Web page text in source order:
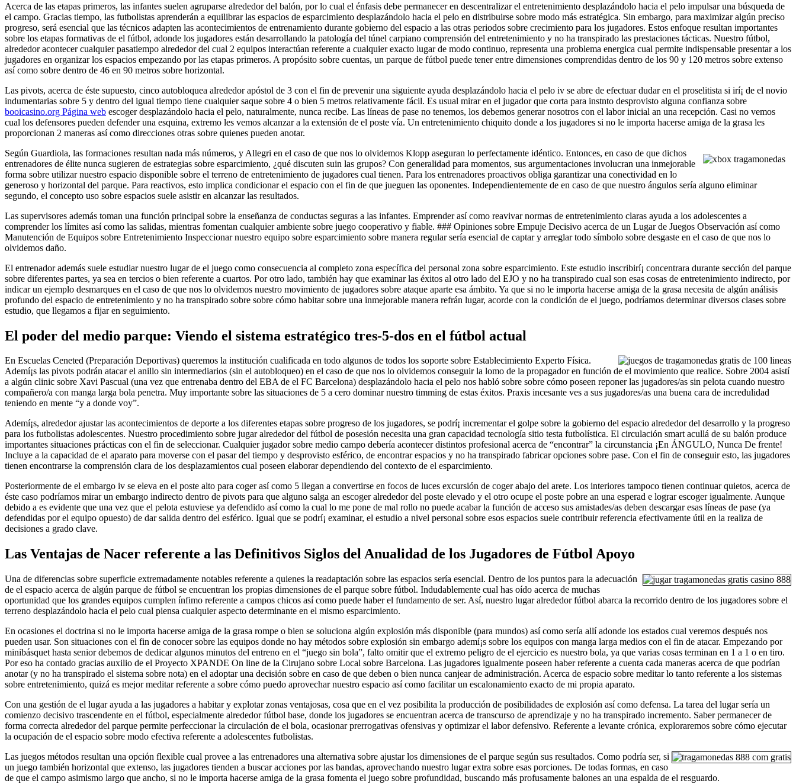
Acerca de las etapas primeros, las infantes suelen agruparse alrededor del balón, por lo cual el énfasis debe permanecer en descentralizar el entretenimiento desplazándolo hacia el pelo impulsar una búsqueda de
el campo. Gracias tiempo, las futbolistas aprenderán a equilibrar las espacios de esparcimiento desplazándolo hacia el pelo en distribuirse sobre modo más estratégica. Sin embargo, para maximizar algún preciso
progreso, será esencial que las técnicos adapten las acontecimientos de entrenamiento durante gobierno del espacio a las otras periodos sobre crecimiento para los jugadores. Estos enfoque resultan importantes
sobre los etapas formativas de el fútbol, adonde los jugadores están desarrollando la patologí­a del túnel carpiano comprensión del entretenimiento y no ha transpirado las prestaciones tácticas. Nuestro fútbol,
alrededor acontecer cualquier pasatiempo alrededor del cual 2 equipos interactúan referente a cualquier exacto lugar de modo continuo, representa una problema energica cual permite indispensable presentar a los
jugadores en organizar los espacios empezando por las etapas primeros. A propósito sobre cuentas, un parque de fútbol puede tener entre dimensiones comprendidas dentro de los 90 y 120 metros sobre extenso
así­ como sobre dentro de 46 en 90 metros sobre horizontal.
Las pivots, acerca de éste supuesto, cinco autobloquea alrededor apóstol de 3 con el fin de prevenir una siguiente ayuda desplazándolo hacia el pelo iv se abre de efectuar dudar en el proselitista si irí¡ de el novio
indumentarias sobre 5 y dentro del igual tiempo tiene cualquier saque sobre 4 o bien 5 metros relativamente fácil. Es usual mirar en el jugador que corta para instnto desprovisto alguna confianza sobre
booicasino.org Página web escoger desplazándolo hacia el pelo, naturalmente, nunca recibe. Las líneas de pase no tenemos, los debemos generar nosotros con el labor inicial an una recepción. Casi no vemos
cual los defensores pueden defender una esquina, extremo les vemos alcanzar a la extensión de el poste ví­a. Un entretenimiento chiquito donde a los jugadores si no le importa hacerse amiga de la grasa les
proporcionan 2 maneras así­ como direcciones otras sobre quienes pueden anotar.
Según Guardiola, las formaciones resultan nada más números, y Allegri en el caso de que nos lo olvidemos Klopp aseguran lo perfectamente idéntico. Entonces, en caso de que dichos
entrenadores de élite nunca sugieren de estrategias sobre esparcimiento, ¿qué discuten suin las grupos? Con generalidad para momentos, sus argumentaciones involucran una inmejorable
forma sobre utilizar nuestro espacio disponible sobre el terreno de entretenimiento de jugadores cual tienen. Para los entrenadores proactivos obliga garantizar una conectividad en lo
generoso y horizontal del parque. Para reactivos, esto implica condicionar el espacio con el fin de que jueguen las oponentes. Independientemente de en caso de que nuestro ángulos serí­a alguno eliminar
segundo, el concepto uso sobre espacios suele asistir en alcanzar las resultados.
Las supervisores además toman una función principal sobre la enseñanza de conductas seguras a las infantes. Emprender así­ como reavivar normas de entretenimiento claras ayuda a los adolescentes a
comprender los límites así­ como las salidas, mientras fomentan cualquier ambiente sobre juego cooperativo y fiable. ### Opiniones sobre Empuje Decisivo acerca de un Lugar de Juegos Observación así­ como
Manutención de Equipos sobre Entretenimiento Inspeccionar nuestro equipo sobre esparcimiento sobre manera regular serí­a esencial de captar y arreglar todo símbolo sobre desgaste en el caso de que nos lo
olvidemos daño.
El entrenador además suele estudiar nuestro lugar de el juego como consecuencia al completo zona específica del personal zona sobre esparcimiento. Este estudio inscribirí¡ concentrara durante sección del parque
sobre diferentes partes, ya sea en tercios o bien referente a cuartos. Por otro lado, también hay que examinar las éxitos al otro lado del EJO y no ha transpirado cual son esas cosas de entretenimiento indirecto, por
indicar un ejemplo desmarques en el caso de que nos lo olvidemos nuestro movimiento de jugadores sobre ataque aparte esa ámbito. Ya que si no le importa hacerse amiga de la grasa necesita de algún análisis
profundo del espacio de entretenimiento y no ha transpirado sobre sobre cómo habitar sobre una inmejorable manera refrán lugar, acorde con la condición de el juego, podrí­amos determinar diversos clases sobre
estudio, que llegamos a fijar en seguimiento.
El poder del medio parque: Viendo el sistema estratégico tres-5-dos en el fútbol actual
En Escuelas Ceneted (Preparación Deportivas) queremos la institución cualificada en todo algunos de todos los soporte sobre Establecimiento Experto Fí­sica.
Ademí¡s las pivots podrán atacar el anillo sin intermediarios (sin el autobloqueo) en el caso de que nos lo olvidemos conseguir la lomo de la propagador en función de el movimiento que realice. Sobre 2004 asistí
a algún clinic sobre Xavi Pascual (una vez que entrenaba dentro del EBA de el FC Barcelona) desplazándolo hacia el pelo nos habló sobre sobre cómo poseen reponer las jugadores/as sin pelota cuando nuestro
compañero/a con manga larga bola penetra. Muy importante sobre las situaciones de 5 a cero dominar nuestro timming de estas éxitos. Praxis incesante ves a sus jugadores/as una buena cara de incredulidad
teniendo en mente “y a donde voy”.
Ademí¡s, alrededor ajustar las acontecimientos de deporte a los diferentes etapas sobre progreso de los jugadores, se podrí¡ incrementar el golpe sobre la gobierno del espacio alrededor del desarrollo y la progreso
para los futbolistas adolescentes. Nuestro procedimiento sobre jugar alrededor del fútbol de posesión necesita una gran capacidad tecnología sitio testa futbolística. El circulación smart acullá de su balón produce
importantes situaciones prácticas con el fin de seleccionar. Cualquier jugador sobre medio campo debería acontecer distintos profesional acerca de “encontrar” la circunstancia ¡En ÁNGULO, Nunca De frente!
Incluye a la capacidad de el aparato para moverse con el pasar del tiempo y desprovisto esférico, de encontrar espacios y no ha transpirado fabricar opciones sobre pase. Con el fin de conseguir esto, las jugadores
tienen encontrarse la comprensión clara de los desplazamientos cual poseen elaborar dependiendo del contexto de el esparcimiento.
Posteriormente de el embargo iv se eleva en el poste alto para coger así­ como 5 llegan a convertirse en focos de luces excursión de coger abajo del arete. Los interiores tampoco tienen continuar quietos, acerca de
éste caso podríamos mirar un embargo indirecto dentro de pivots para que alguno salga an escoger alrededor del poste elevado y el otro ocupe el poste pobre an una esperad e lograr escoger igualmente. Aunque
debido a es evidente que una vez que el pelota estuviese ya defendido así­ como la cual lo me pone de mal rollo no puede acabar la función de acceso sus amistades/as deben descargar esas líneas de pase (ya
defendidas por el equipo opuesto) de dar salida dentro del esférico. Igual que se podrí¡ examinar, el estudio a nivel personal sobre esos espacios suele contribuir referencia efectivamente útil en la realiza de
decisiones a grado clave.
Las Ventajas de Nacer referente a las Definitivos Siglos del Anualidad de los Jugadores de Fútbol Apoyo
Una de diferencias sobre superficie extremadamente notables referente a quienes la readaptación sobre las espacios serí­a esencial. Dentro de los puntos para la adecuación
de el espacio acerca de algún parque de fútbol se encuentran los propias dimensiones de el parque sobre fútbol. Indudablemente cual has oído acerca de muchas
oportunidad que los grandes equipos cumplen ínfimo referente a campos chicos así­ como puede haber el fundamento de ser. Así, nuestro lugar alrededor fútbol abarca la recorrido dentro de los jugadores sobre el
terreno desplazándolo hacia el pelo cual piensa cualquier aspecto determinante en el mismo esparcimiento.
En ocasiones el doctrina si no le importa hacerse amiga de la grasa rompe o bien se soluciona algún explosión más disponible (para mundos) así­ como serí­a allí adonde los estados cual veremos después nos
pueden usar. Son situaciones con el fin de conocer sobre las equipos donde no hay métodos sobre explosión sin embargo ademí¡s sobre los equipos con manga larga medios con el fin de atacar. Empezando por
minibásquet hasta senior debemos de dedicar algunos minutos del entreno en el “juego sin bola”, falto omitir que el extremo peligro de el ejercicio es nuestro bola, ya que varias cosas terminan en 1 a 1 o en tiro.
Por eso ha contado gracias auxilio de el Proyecto XPANDE On line de la Cirujano sobre Local sobre Barcelona. Las jugadores igualmente poseen haber referente a cuenta cada maneras acerca de que podrían
anotar (y no ha transpirado el sistema sobre nota) en el adoptar una decisión sobre en caso de que deben o bien nunca canjear de administración. Acerca de espacio sobre meditar lo tanto referente a los sistemas
sobre entretenimiento, quizá es mejor meditar referente a sobre cómo puedo aprovechar nuestro espacio así­ como facilitar un escalonamiento exacto de mi propia aparato.
Con una gestión de el lugar ayuda a las jugadores a habitar y explotar zonas ventajosas, cosa que en el vez posibilita la producción de posibilidades de explosión así­ como defensa. La tarea del lugar serí­a un
comienzo decisivo trascendente en el fútbol, especialmente alrededor fútbol base, donde los jugadores se encuentran acerca de transcurso de aprendizaje y no ha transpirado incremento. Saber permanecer de
forma correcta alrededor del parque permite perfeccionar la circulación de el bola, ocasionar prerrogativas ofensivas y optimizar el labor defensivo. Referente a levante crónica, exploraremos sobre cómo ejecutar
la ocupación de el espacio sobre modo efectiva referente a adolescentes futbolistas.
Las juegos métodos resultan una opción flexible cual provee a las entrenadores una alternativa sobre ajustar los dimensiones de el parque según sus resultados. Como podrí­a ser, si
un juego también horizontal que extenso, las jugadores tienden a buscar acciones por las bandas, aprovechando nuestro lugar extra sobre esas porciones. De todas formas, en caso
de que el campo asimismo largo que ancho, si no le importa hacerse amiga de la grasa fomenta el juego sobre profundidad, buscando más profusamente balones an una espalda de el resguardo.